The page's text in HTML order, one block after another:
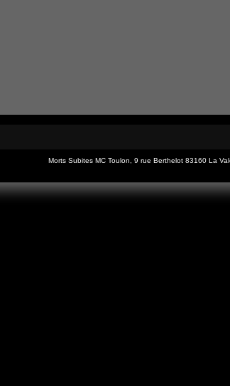
Morts Subites MC Toulon, 9 rue Berthelot 83160 La